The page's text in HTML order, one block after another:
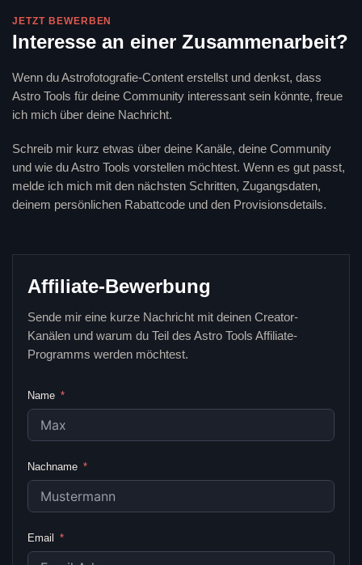
JETZT BEWERBEN
Interesse an einer Zusammenarbeit?
Wenn du Astrofotografie-Content erstellst und denkst, dass
Astro Tools für deine Community interessant sein könnte, freue
ich mich über deine Nachricht.
Schreib mir kurz etwas über deine Kanäle, deine Community
und wie du Astro Tools vorstellen möchtest. Wenn es gut passt,
melde ich mich mit den nächsten Schritten, Zugangsdaten,
deinem persönlichen Rabattcode und den Provisionsdetails.
Affiliate-Bewerbung
Sende mir eine kurze Nachricht mit deinen Creator-
Kanälen und warum du Teil des Astro Tools Affiliate-
Programms werden möchtest.
Name
Nachname
Email